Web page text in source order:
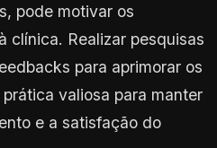
pode motivar os
clínica. Realizar pesquisas
para aprimorar os
valiosa para manter
e a satisfação do